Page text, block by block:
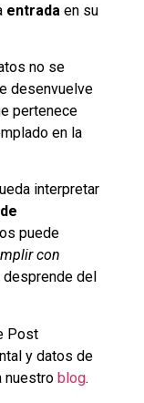
entrada en su
no se
desenvuelve
pertenece
en la
interpretar
puede
con
del
Post
y datos de
nuestro blog.